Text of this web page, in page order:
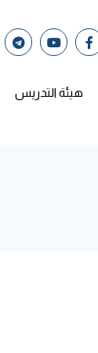
هيئة التدريس